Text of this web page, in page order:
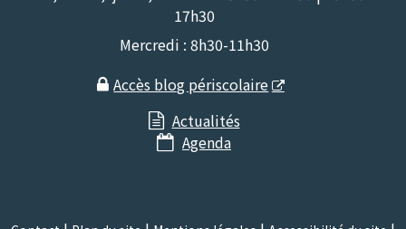
17h30
Mercredi : 8h30-11h30
 Accès blog périscolaire
 Actualités
 Agenda